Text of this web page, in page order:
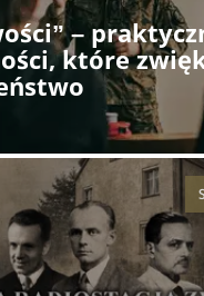
–
które